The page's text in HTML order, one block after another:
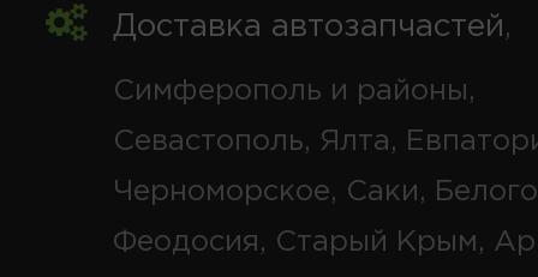
Доставка автозапчастей,
Симферополь и районы,
Севастополь, Ялта,
Черноморское, Саки,
Феодосия, Старый Крым,